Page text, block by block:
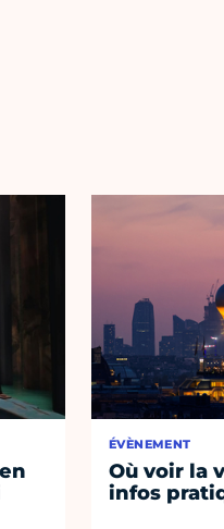
ÉVÈNEMENT
Où voir la
infos